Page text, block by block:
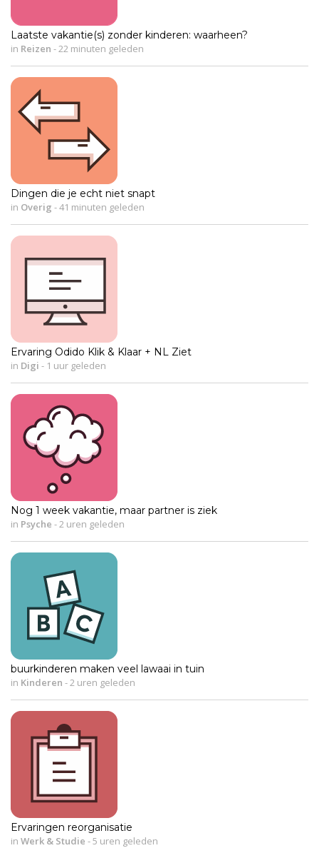
Laatste vakantie(s) zonder kinderen: waarheen?
in Reizen - 22 minuten geleden
Dingen die je echt niet snapt
in Overig -41 minuten geleden
Ervaring Odido Klik & Klaar + NL Ziet
in Digi - 1 uur geleden
Nog 1 week vakantie, maar partner is ziek
in Psyche - 2 uren geleden
buurkinderen maken veel lawaai in tuin
in Kinderen - 2 uren geleden
Ervaringen reorganisatie
in Werk & Studie -5 uren geleden